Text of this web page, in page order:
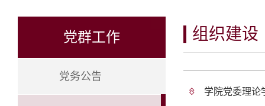
党群工作
党务公告
组织建设
学院党委理论